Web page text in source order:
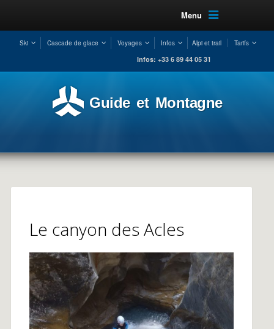
Menu
Ski Cascade de glace Voyages Infos Alpi et trail Tarifs
Infos: +33 6 89 44 05 31
Guide et Montagne
Le canyon des Acles